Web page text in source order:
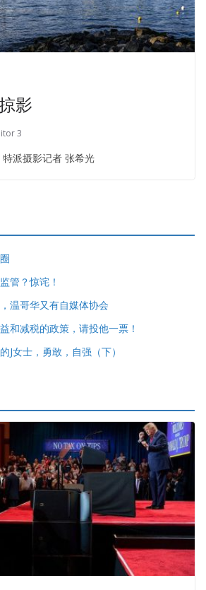
影
3
特派摄影记者 张希光
管？惊诧！
温哥华又有自媒体协会
和减税的政策，请投他一票！
J女士，勇敢，自强（下）